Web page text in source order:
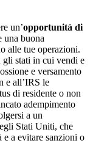
un’opportunità di
una buona
alle tue operazioni.
gli stati in cui vendi e
e versamento
e all’IRS le
di residente o non
adempimento
a un
Stati Uniti, che
e a evitare sanzioni o